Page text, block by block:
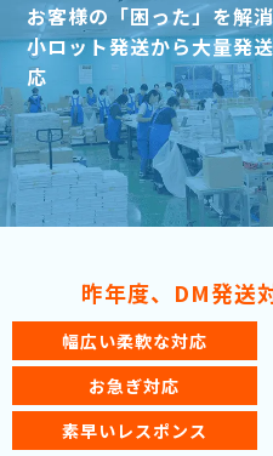
お客様の「困った」を解
小ロット発送から大量発
応
昨年度、DM発送
幅広い柔軟な対応
お急ぎ対応
素早いレスポンス